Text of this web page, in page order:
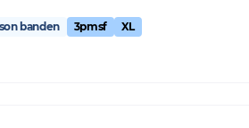
banden 3pmsf XL